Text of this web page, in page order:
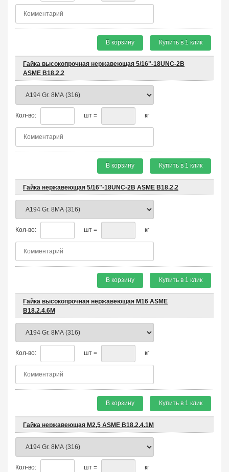
В корзину Купить в 1 клик
Гайка высокопрочная нержавеющая 5/16"-18UNC-2B
ASME B18.2.2
Кол-во: шт = кг
В корзину Купить в 1 клик
Гайка нержавеющая 5/16"-18UNC-2B ASME B18.2.2
Кол-во: шт = кг
В корзину Купить в 1 клик
Гайка высокопрочная нержавеющая М16 ASME
B18.2.4.6M
Кол-во: шт = кг
В корзину Купить в 1 клик
Гайка нержавеющая М2,5 ASME B18.2.4.1M
Кол-во: шт = кг